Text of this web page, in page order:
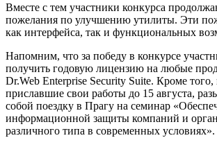
Вместе с тем участники конкурса
пожелания по улучшению утилиты. Эти
как интерфейса, так и функциональных
Напомним, что за победу в конкурсе
получить годовую лицензию на любые
Dr.Web Enterprise Security Suite. Кроме того,
приславшие свои работы до 15 августа,
собой поездку в Прагу на семинар
информационной защиты компаний и
различного типа в современных условиях».